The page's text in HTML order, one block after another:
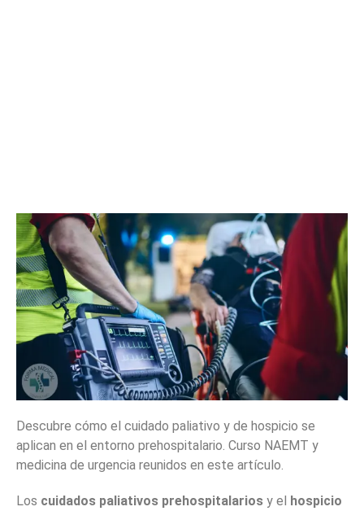
Descubre cómo el cuidado paliativo y de hospicio se
aplican en el entorno prehospitalario. Curso NAEMT y
medicina de urgencia reunidos en este artículo.
Los cuidados paliativos prehospitalarios y el hospicio